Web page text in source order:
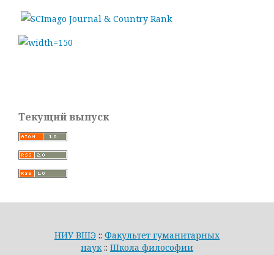
Текущий выпуск
НИУ ВШЭ :: Факультет гуманитарных
наук:: Школа философии